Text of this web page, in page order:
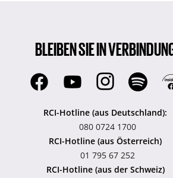
BLEIBEN SIE IN
RCI-Hotline (aus Deutschland):
080 0724 1700
RCI-Hotline (aus Österreich)
01 795 67 252
RCI-Hotline (aus der Schweiz)